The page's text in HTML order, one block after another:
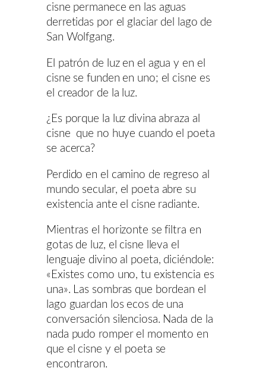
cisne permanece en las aguas
derretidas por el glaciar del lago de
San Wolfgang.
El patrón de luz en el agua y en el
cisne se funden en uno; el cisne es
el creador de la luz.
¿Es porque la luz divina abraza al
cisne que no huye cuando el poeta
se acerca?
Perdido en el camino de regreso al
mundo secular, el poeta abre su
existencia ante el cisne radiante.
Mientras el horizonte se filtra en
gotas de luz, el cisne lleva el
lenguaje divino al poeta, diciéndole:
«Existes como uno, tu existencia es
una». Las sombras que bordean el
lago guardan los ecos de una
conversación silenciosa. Nada de la
nada pudo romper el momento en
que el cisne y el poeta se
encontraron.